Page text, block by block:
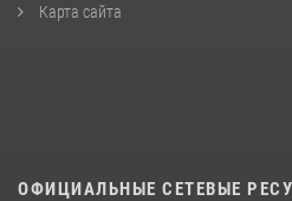
Карта сайта
ОФИЦИАЛЬНЫЕ СЕТЕВЫЕ